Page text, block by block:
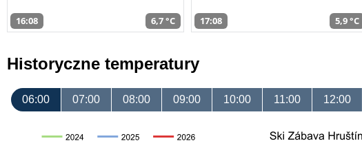
16:08 6,7 °C 17:08 5,9 °C
Historyczne temperatury
06:00 07:00 08:00 09:00 10:00 11:00 12:00